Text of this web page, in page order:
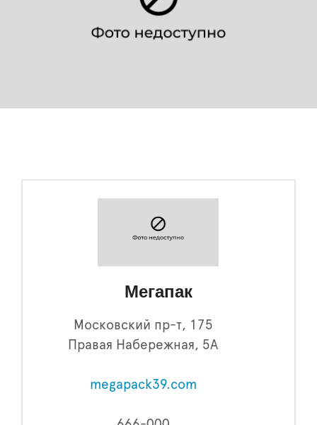
Мегапак
Московский пр-т, 175
Правая Набережная, 5А
megapack39.com